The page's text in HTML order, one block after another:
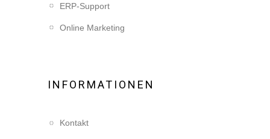
ERP-Support
Online Marketing
INFORMATIONEN
Kontakt